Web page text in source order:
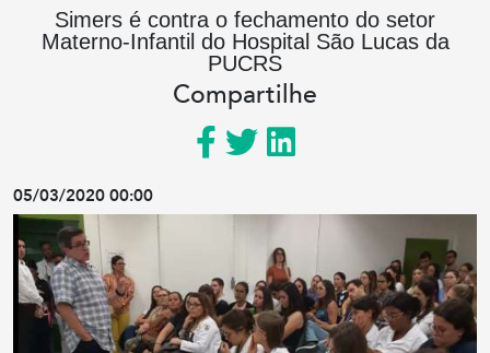
Simers é contra o fechamento do setor
Materno-Infantil do Hospital São Lucas da
PUCRS
Compartilhe
05/03/2020 00:00